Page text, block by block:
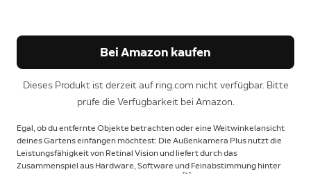
Bei Amazon kaufen
Dieses Produkt ist derzeit auf ring.com nicht verfügbar. Bitte
prüfe die Verfügbarkeit bei Amazon.
Egal, ob du entfernte Objekte betrachten oder eine Weitwinkelansicht
deines Gartens einfangen möchtest: Die Außenkamera Plus nutzt die
Leistungsfähigkeit von Retinal Vision und liefert durch das
Zusammenspiel aus Hardware, Software und Feinabstimmung hinter